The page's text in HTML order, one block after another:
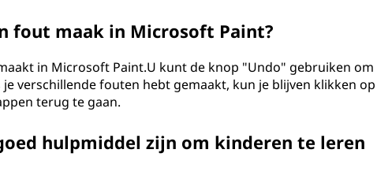
fout maak in Microsoft Paint?
in Microsoft Paint.U kunt de knop "Undo" gebruiken om
verschillende fouten hebt gemaakt, kun je blijven klikken op
terug te gaan.
hulpmiddel zijn om kinderen te leren